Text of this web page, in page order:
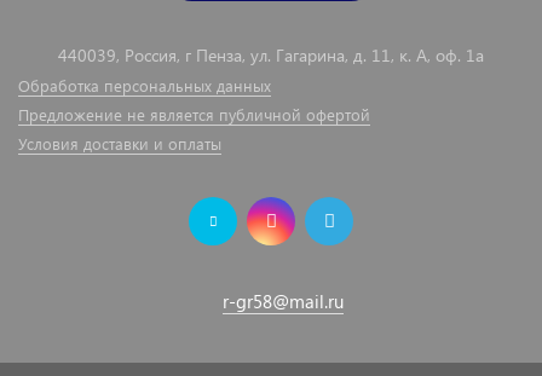
440039, Россия, г Пенза, ул. Гагарина, д. 11, к. А, оф. 1а
Обработка персональных данных
Предложение не является публичной офертой
Условия доставки и оплаты
r-gr58@mail.ru